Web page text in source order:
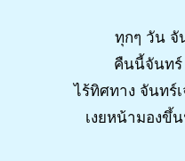
ทุกๆ วัน จั
คืนนี้จันทร์
ไร้ทิศทาง จันทร์
เงยหน้ามองขึ้